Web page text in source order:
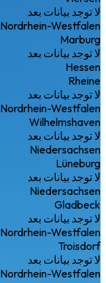
لا توجد بيانات بعد
Nordrhein-Westfalen
Marburg
لا توجد بيانات بعد
Hessen
Rheine
لا توجد بيانات بعد
Nordrhein-Westfalen
Wilhelmshaven
لا توجد بيانات بعد
Niedersachsen
Lüneburg
لا توجد بيانات بعد
Niedersachsen
Gladbeck
لا توجد بيانات بعد
Nordrhein-Westfalen
Troisdorf
لا توجد بيانات بعد
Nordrhein-Westfalen